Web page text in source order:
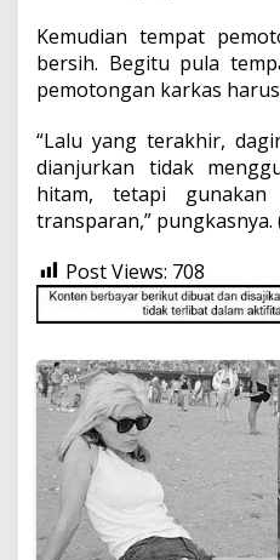
Kemudian tempat
bersih. Begitu pula
pemotongan karkas
“Lalu yang terakhir,
dianjurkan tidak
hitam, tetapi
transparan,” pungkasnya.
Post Views: 708